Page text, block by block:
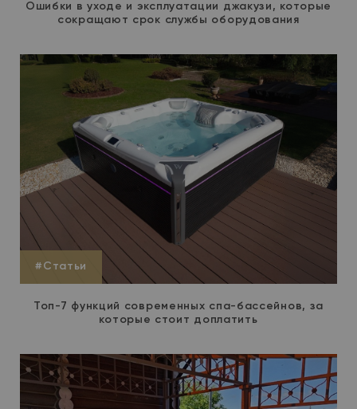
Ошибки в уходе и эксплуатации джакузи, которые
сокращают срок службы оборудования
#Статьи
Топ-7 функций современных спа-бассейнов, за
которые стоит доплатить